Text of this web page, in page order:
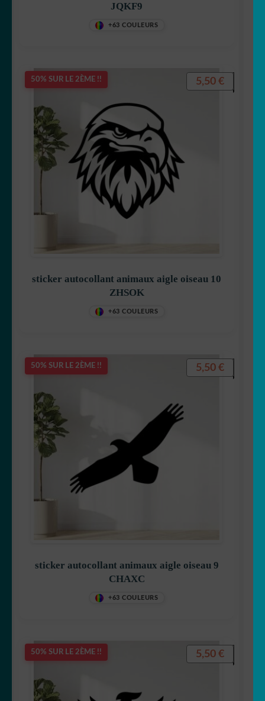
JQKF9
+63 COULEURS
50% SUR LE 2ÈME !!
sticker autocollant animaux aigle oiseau 10
ZHSOK
+63 COULEURS
5,50 €
50% SUR LE 2ÈME !!
sticker autocollant animaux aigle oiseau 9
CHAXC
+63 COULEURS
5,50 €
50% SUR LE 2ÈME !! 5,50 €